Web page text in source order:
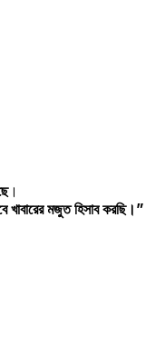
।
খাবারের মজুত হিসাব করছি।”